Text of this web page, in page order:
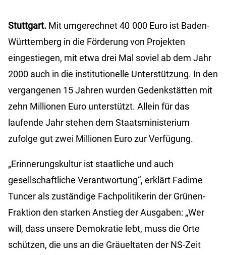
Stuttgart. Mit umgerechnet 40 000 Euro ist Baden-
Württemberg in die Förderung von Projekten
eingestiegen, mit etwa drei Mal soviel ab dem Jahr
2000 auch in die institutionelle Unterstützung. In den
vergangenen 15 Jahren wurden Gedenkstätten mit
zehn Millionen Euro unterstützt. Allein für das
laufende Jahr stehen dem Staatsministerium
zufolge gut zwei Millionen Euro zur Verfügung.
„Erinnerungskultur ist staatliche und auch
gesellschaftliche Verantwortung“, erklärt Fadime
Tuncer als zuständige Fachpolitikerin der Grünen-
Fraktion den starken Anstieg der Ausgaben: „Wer
will, dass unsere Demokratie lebt, muss die Orte
schützen, die uns an die Gräueltaten der NS-Zeit